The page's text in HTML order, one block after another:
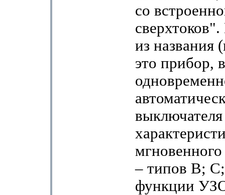
со
из названия
это прибор,
– типов В;
функции